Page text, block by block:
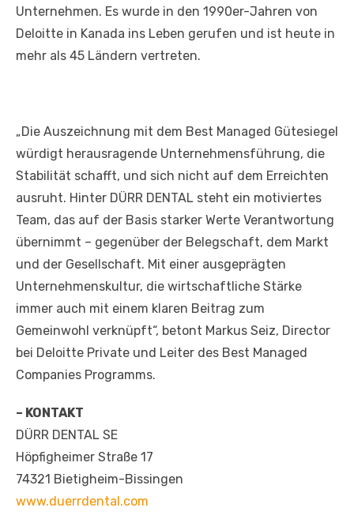
Unternehmen. Es wurde in den 1990er-Jahren von
Deloitte in Kanada ins Leben gerufen und ist heute in
mehr als 45 Ländern vertreten.
„Die Auszeichnung mit dem Best Managed Gütesiegel
würdigt herausragende Unternehmensführung, die
Stabilität schafft, und sich nicht auf dem Erreichten
ausruht. Hinter DÜRR DENTAL steht ein motiviertes
Team, das auf der Basis starker Werte Verantwortung
übernimmt – gegenüber der Belegschaft, dem Markt
und der Gesellschaft. Mit einer ausgeprägten
Unternehmenskultur, die wirtschaftliche Stärke
immer auch mit einem klaren Beitrag zum
Gemeinwohl verknüpft“, betont Markus Seiz, Director
bei Deloitte Private und Leiter des Best Managed
Companies Programms.
– KONTAKT
DÜRR DENTAL SE
Höpfigheimer Straße 17
74321 Bietigheim-Bissingen
www.duerrdental.com